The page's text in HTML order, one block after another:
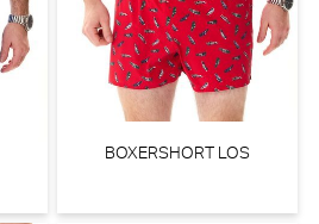
BOXERSHORT LOS